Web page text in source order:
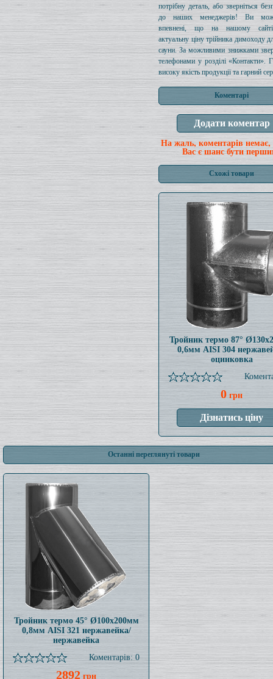
потрібну деталь, або зверніться
до наших менеджерів! Ви
впевнені, що на нашому
актуальну ціну трійника димоходу
сауни. За можливими знижками
телефонами у розділі «Контакти».
високу якість продукції та гарний
Коментарі
На жаль, коментарів немає,
Вас є шанс бути
Схожі товари
Тройник термо 87°
0,6мм AISI 304
оцинковка
0грн
Останні переглянуті товари
Тройник термо 45° Ø100x200мм
0,8мм AISI 321 нержавейка/
нержавейка
Коментарів: 0
2892 грн